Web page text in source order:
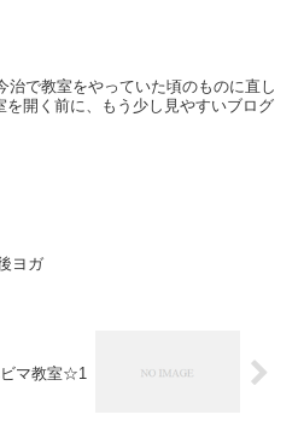
治で教室をやっていた頃のものに直し
ヨガ
マ教室☆1